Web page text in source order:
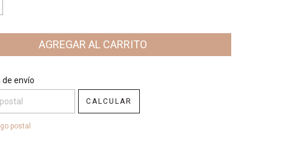
el CP:
de envío
CALCULAR
postal